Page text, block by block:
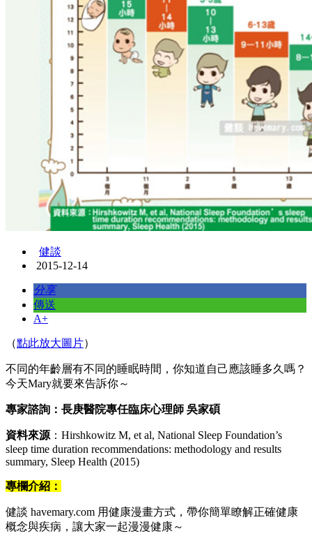
健談
2015-12-14
分享
傳送
A+
（點此放大圖片）
不同的年齡層有不同的睡眠時間，你知道自己應該睡多久嗎？
今天Mary就要來告訴你～
專家諮詢：長庚醫院專任臨床心理師 吳家碩
資料來源 ：Hirshkowitz M, et al, National Sleep Foundation’s
sleep time duration recommendations: methodology and results
summary, Sleep Health (2015)
專欄介紹：
健談 havemary.com 用健康漫畫方式，帶你簡單瞭解正確健康
概念與疾病，讓大家一起漫漫健康～